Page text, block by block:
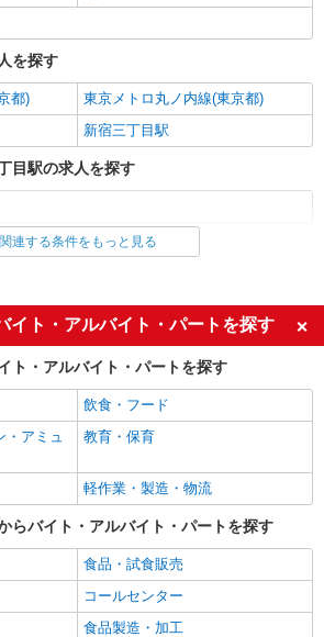
を探す
都)
東京メトロ丸ノ内線(東京都)
新宿三丁目駅
目駅の求人を探す
三丁目駅の求人を探す
目駅の求人を探す
上場企業・上場企業のグループ会
社
す
ファッション・アパレル
す
上場企業・上場企業のグループ会
社
関連する条件をもっと見る
イト・アルバイト・パートを探す
ト・アルバイト・パートを探す
飲食・フード
・アミュ
教育・保育
軽作業・製造・物流
らバイト・アルバイト・パートを探す
食品・試食販売
コールセンター
食品製造・加工